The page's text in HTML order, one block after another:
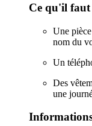
Ce qu'il
Une
nom du
Un
Des
une